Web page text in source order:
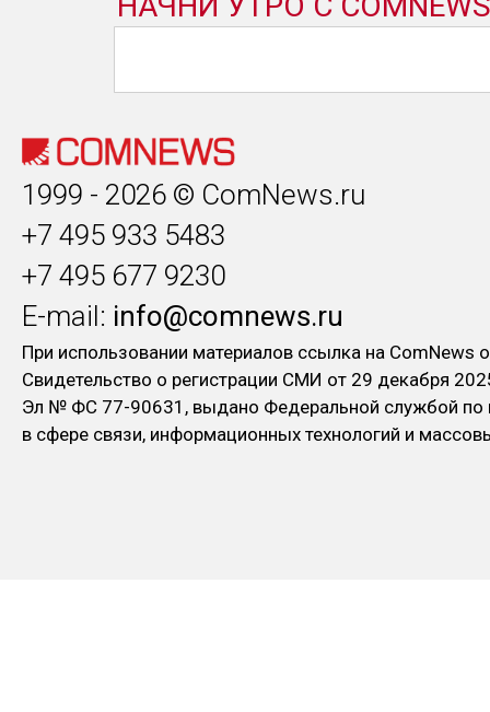
1999 - 2026 © ComNews.ru
+7 495 933 5483
+7 495 677 9230
E-mail: info@comnews.ru
При использовании материалов ссылка на ComNews
Свидетельство о регистрации СМИ от 29 декабря
Эл № ФC 77-90631, выдано Федеральной службой по
в сфере связи, информационных технологий и